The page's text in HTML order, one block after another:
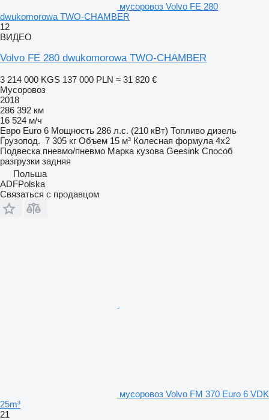
мусоровоз Volvo FE 280
dwukomorowa TWO-CHAMBER
12
ВИДЕО
Volvo FE 280 dwukomorowa TWO-CHAMBER
3 214 000 KGS 137 000 PLN ≈ 31 820 €
Мусоровоз
2018
286 392 км
16 524 м/ч
Евро Euro 6 Мощность 286 л.с. (210 кВт) Топливо дизель
Грузопод. 7 305 кг Объем 15 м³ Колесная формула 4x2
Подвеска пневмо/пневмо Марка кузова Geesink Способ
разгрузки задняя
Польша
ADFPolska
Связаться с продавцом
мусоровоз Volvo FM 370 Euro 6 VDK
25m³
21